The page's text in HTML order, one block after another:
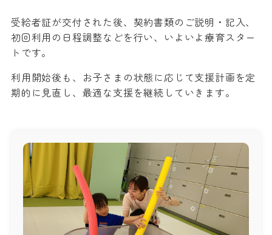
受給者証が交付された後、契約書類のご説明・記入、
初回利用の日程調整などを行い、いよいよ療育スター
トです。
利用開始後も、お子さまの状態に応じて支援計画を定
期的に見直し、最適な支援を継続していきます。